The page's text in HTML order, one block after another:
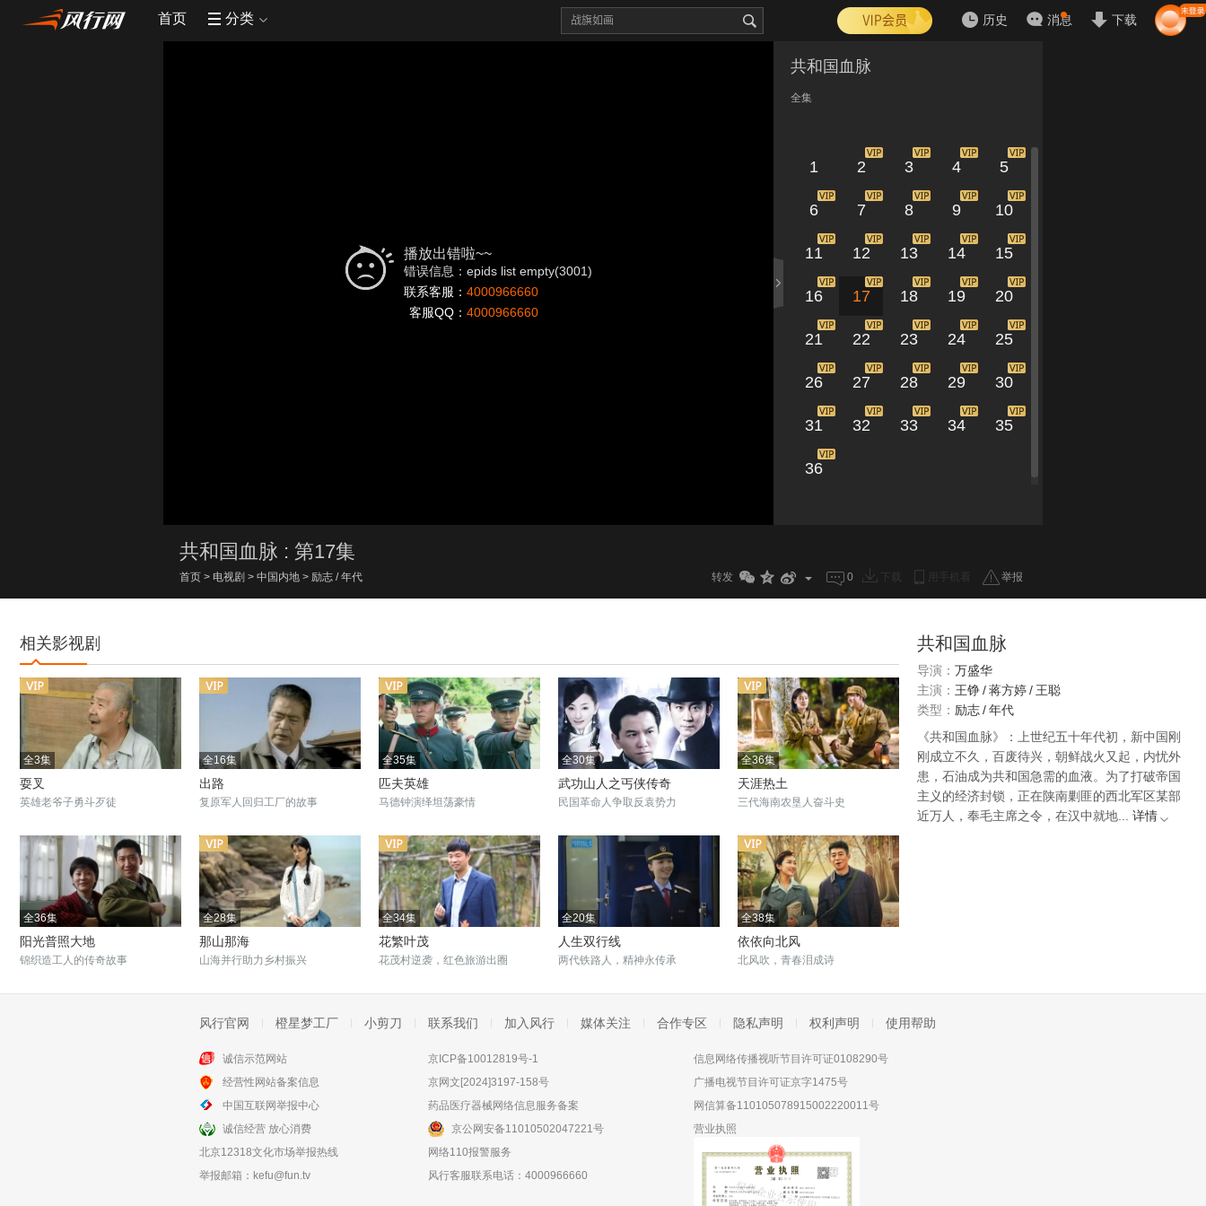
首页 分类 历史 消息 下载
播放出错啦~~
错误信息：epids list empty(3001)
联系客服： 4000966660
客服QQ： 4000966660
共和国血脉
全集
1 2 3 4 5
6 7 8 9 10
11 12 13 14 15
16 17 18 19 20
21 22 23 24 25
26 27 28 29 30
31 32 33 34 35
36
共和国血脉 : 第17集
首页 > 电视剧 > 中国内地 > 励志 / 年代 转发 0 举报
相关影视剧
全3集
耍叉
英雄老爷子勇斗歹徒
全16集
出路
复原军人回归工厂的故事
全35集
匹夫英雄
马德钟演绎坦荡豪情
全30集
武功山人之丐侠传奇
民国革命人争取反袁势力
全36集
天涯热土
三代海南农垦人奋斗史
全36集
阳光普照大地
锦织造工人的传奇故事
全28集
那山那海
山海并行助力乡村振兴
全34集
花繁叶茂
花茂村逆袭，红色旅游出圈
全20集
人生双行线
两代铁路人，精神永传承
全38集
依依向北风
北风吹，青春泪成诗
全42集
灵与肉
共和国血脉
导演： 万盛华
主演： 王铮/蒋方婷/ 王聪
类型： 励志/年代
《共和国血脉》：上世纪五十年代初，新中国刚
刚成立不久，百废待兴，朝鲜战火又起，内忧外
患，石油成为共和国急需的血液。为了打破帝国
主义的经济封锁，正在陕南剿匪的西北军区某部
近万人，奉毛主席之令，在汉中就地...
详情
风行官网 橙星梦工厂 小剪刀 联系我们 加入风行 媒体关注 合作专区 隐私声明 权利声明 使用帮助
诚信示范网站
经营性网站备案信息
中国互联网举报中心
诚信经营 放心消费
北京12318文化市场举报热线
举报邮箱： kefu@fun.tv
京ICP备10012819号-1
京网文[2024]3197-158号
药品医疗器械网络信息服务备案
京公网安备11010502047221号
网络110报警服务
风行客服联系电话：4000966660
信息网络传播视听节目许可证0108290号
广播电视节目许可证京字1475号
网信算备110105078915002220011号
营业执照